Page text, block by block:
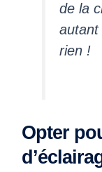
de la
autant
rien !
Opter